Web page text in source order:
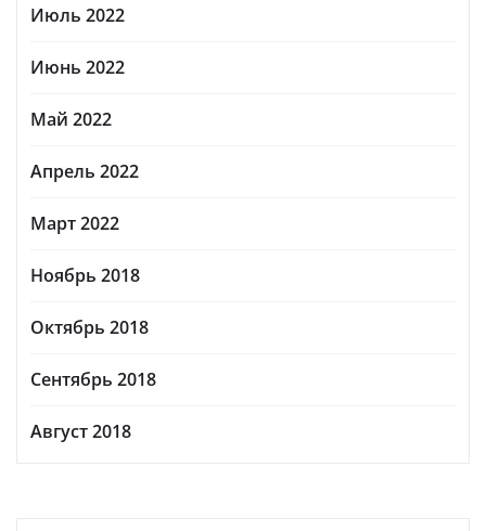
Июль 2022
Июнь 2022
Май 2022
Апрель 2022
Март 2022
Ноябрь 2018
Октябрь 2018
Сентябрь 2018
Август 2018